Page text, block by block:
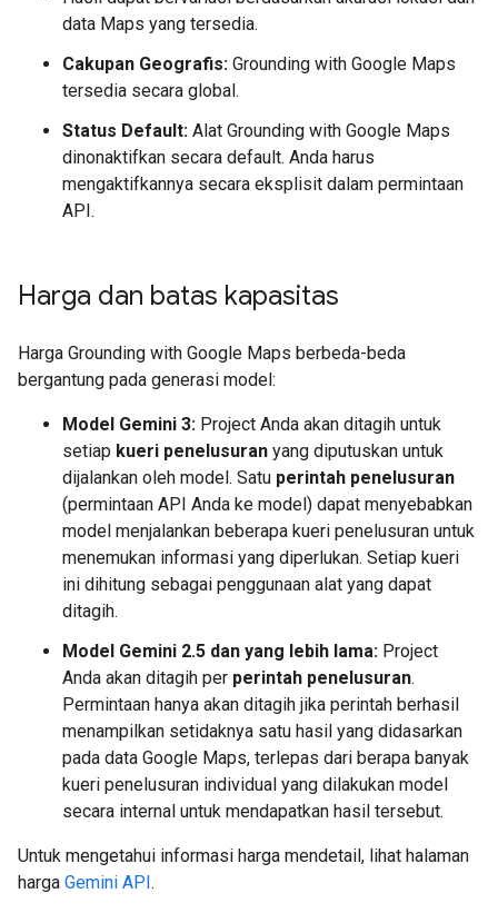
data Maps yang tersedia.
Cakupan Geografis: Grounding with Google Maps
tersedia secara global.
Status Default: Alat Grounding with Google Maps
dinonaktifkan secara default. Anda harus
mengaktifkannya secara eksplisit dalam permintaan
API.
Harga dan batas kapasitas
Harga Grounding with Google Maps berbeda-beda
bergantung pada generasi model:
Model Gemini 3: Project Anda akan ditagih untuk
setiap kueri penelusuran yang diputuskan untuk
dijalankan oleh model. Satu perintah penelusuran
(permintaan API Anda ke model) dapat menyebabkan
model menjalankan beberapa kueri penelusuran untuk
menemukan informasi yang diperlukan. Setiap kueri
ini dihitung sebagai penggunaan alat yang dapat
ditagih.
Model Gemini 2.5 dan yang lebih lama: Project
Anda akan ditagih per perintah penelusuran.
Permintaan hanya akan ditagih jika perintah berhasil
menampilkan setidaknya satu hasil yang didasarkan
pada data Google Maps, terlepas dari berapa banyak
kueri penelusuran individual yang dilakukan model
secara internal untuk mendapatkan hasil tersebut.
Untuk mengetahui informasi harga mendetail, lihat halaman
harga Gemini API.